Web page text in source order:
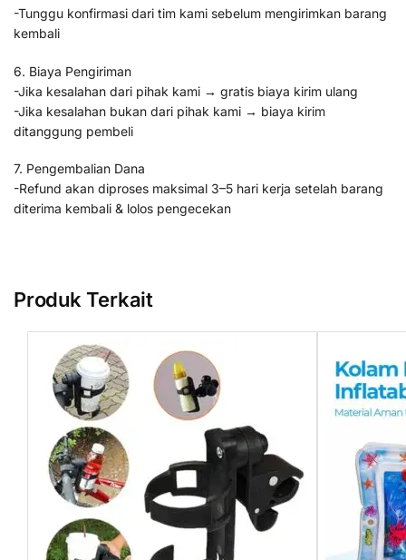
-Tunggu konfirmasi dari tim kami sebelum mengirimkan barang
kembali
6. Biaya Pengiriman
-Jika kesalahan dari pihak kami → gratis biaya kirim ulang
-Jika kesalahan bukan dari pihak kami → biaya kirim
ditanggung pembeli
7. Pengembalian Dana
-Refund akan diproses maksimal 3–5 hari kerja setelah barang
diterima kembali & lolos pengecekan
Produk Terkait